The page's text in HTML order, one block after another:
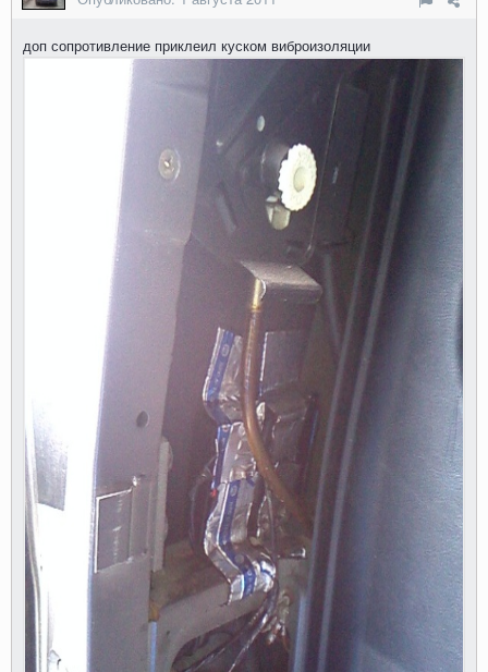
доп сопротивление приклеил куском виброизоляции